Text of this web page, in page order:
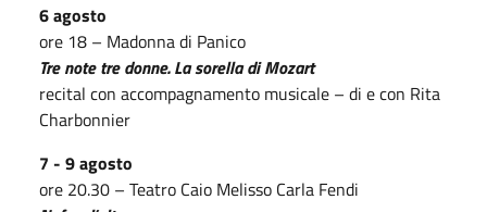
6 agosto
ore 18 – Madonna di Panico
Tre note tre donne. La sorella di Mozart
recital con accompagnamento musicale – di e con Rita
Charbonnier
7 - 9 agosto
ore 20.30 – Teatro Caio Melisso Carla Fendi